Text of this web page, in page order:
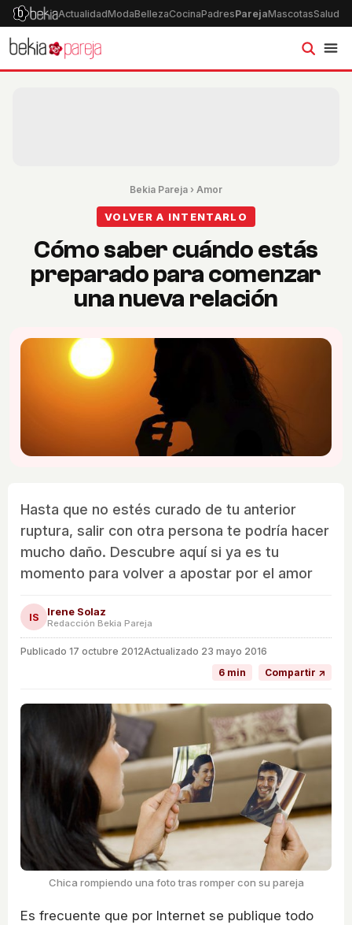
ActualidadModaBellezaCocinaPadresParejaMascotasSalud
Bekia Pareja › Amor
VOLVER A INTENTARLO
Cómo saber cuándo estás
preparado para comenzar
una nueva relación
Hasta que no estés curado de tu anterior
ruptura, salir con otra persona te podría hacer
mucho daño. Descubre aquí si ya es tu
momento para volver a apostar por el amor
IS Irene Solaz
Redacción Bekia Pareja
Publicado 17 octubre 2012Actualizado 23 mayo 2016
6 min
Compartir ↗
Chica rompiendo una foto tras romper con su pareja
Es frecuente que por Internet se publique todo